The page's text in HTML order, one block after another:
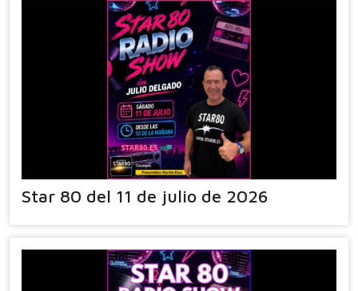
Star 80 del 11 de julio de 2026